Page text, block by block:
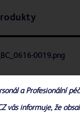
pro odběr krve BD
a Profesionální
vás informuje, že